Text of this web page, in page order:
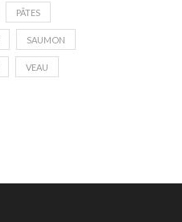
PÂTES
SAUMON
VEAU